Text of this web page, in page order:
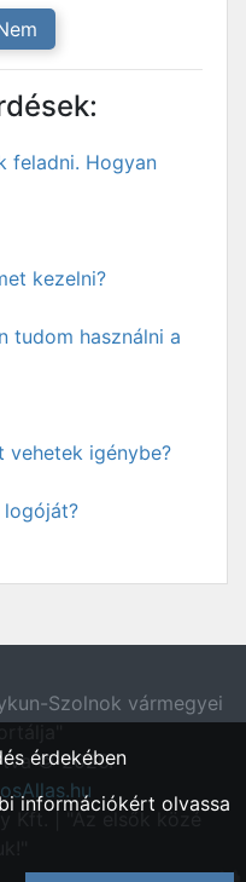
feladni. Hogyan
kezelni?
tudom használni a
vehetek igénybe?
Szolnok vármegyei
© 2026.
Kft. | "Az elsők közé
érdekében
információkért olvassa